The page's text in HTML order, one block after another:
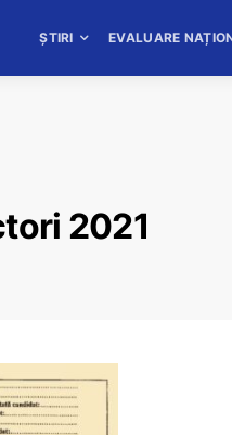
ȘTIRI EVALUARE
2021